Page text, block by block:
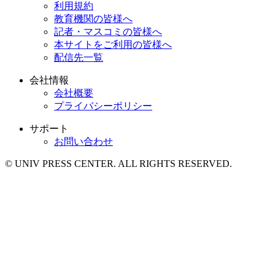
利用規約
教育機関の皆様へ
記者・マスコミの皆様へ
本サイトをご利用の皆様へ
配信先一覧
会社情報
会社概要
プライバシーポリシー
サポート
お問い合わせ
© UNIV PRESS CENTER. ALL RIGHTS RESERVED.